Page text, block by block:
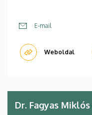
E-mail
Weboldal
Dr. Fagyas Miklós